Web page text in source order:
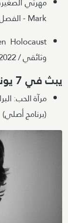
Mark - الفصل الرابع (أنيميشن أصلي)
وثائقي / 2022)
يبث في 7 يونيو
(برنامج أصلي)
Image